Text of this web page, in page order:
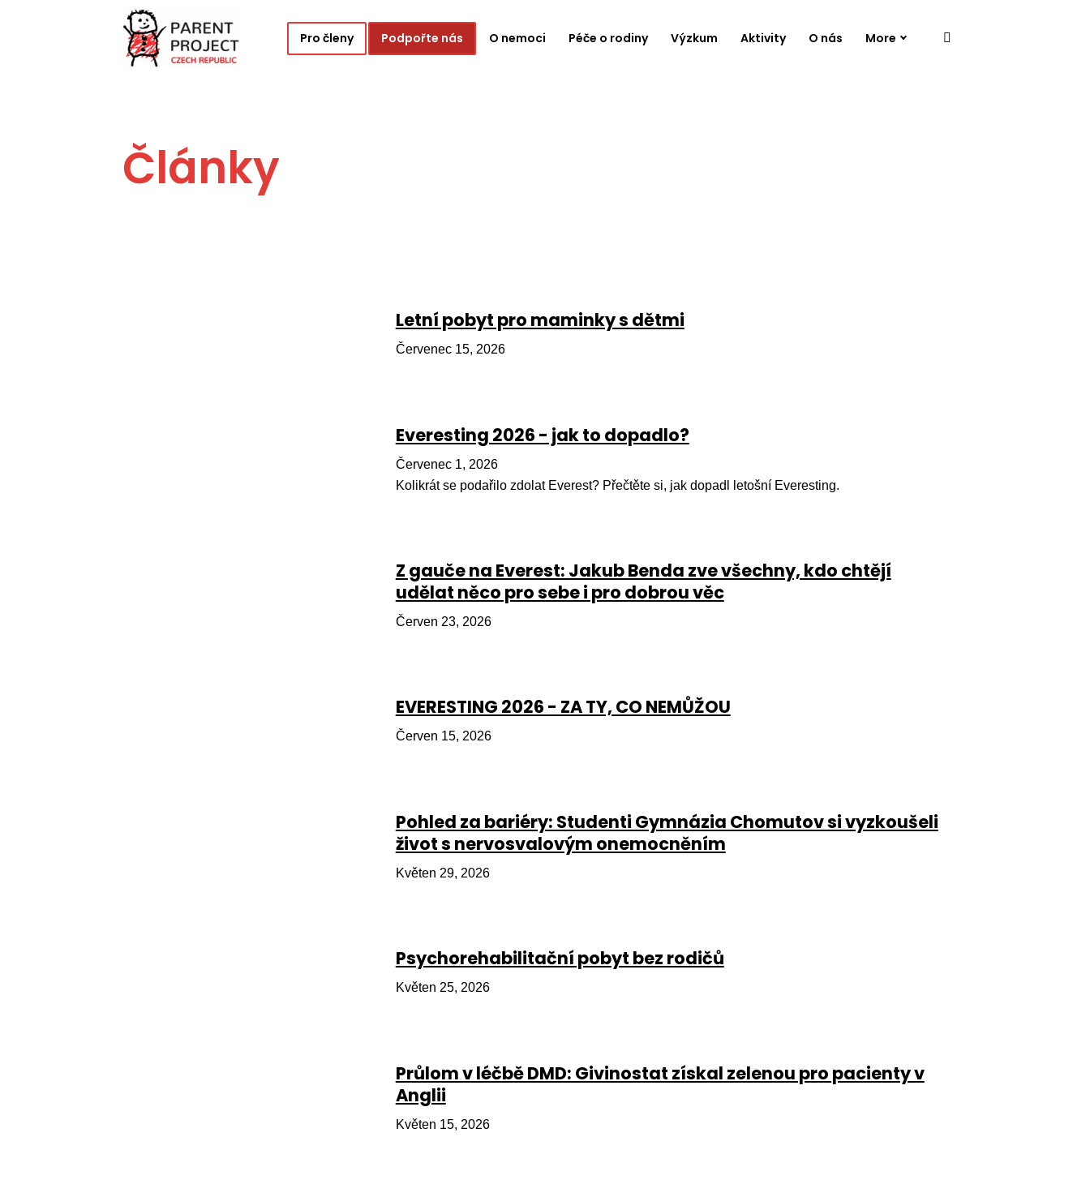
Pro členy Podpořte nás O nemoci Péče o rodiny Výzkum Aktivity O nás More
Články
Letní pobyt pro maminky s dětmi
Červenec 15, 2026
Everesting 2026 - jak to dopadlo?
Červenec 1, 2026
Kolikrát se podařilo zdolat Everest? Přečtěte si, jak dopadl letošní Everesting.
Z gauče na Everest: Jakub Benda zve všechny, kdo chtějí
udělat něco pro sebe i pro dobrou věc
Červen 23, 2026
EVERESTING 2026 - ZA TY, CO NEMŮŽOU
Červen 15, 2026
Pohled za bariéry: Studenti Gymnázia Chomutov si vyzkoušeli
život s nervosvalovým onemocněním
Květen 29, 2026
Psychorehabilitační pobyt bez rodičů
Květen 25, 2026
Průlom v léčbě DMD: Givinostat získal zelenou pro pacienty v
Anglii
Květen 15, 2026